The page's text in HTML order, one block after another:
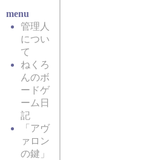
menu
管理人
につい
て
ねくろ
んのボ
ードゲ
ーム日
記
「アヴ
ァロン
の鍵」